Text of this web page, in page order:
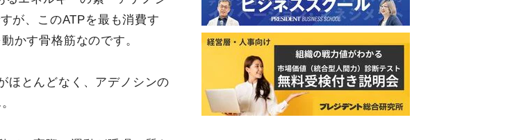
が、このATPを最も消費す
かす骨格筋なのです。
ほとんどなく、アデノシンの